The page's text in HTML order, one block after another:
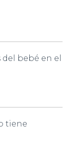
bebé en el
tiene